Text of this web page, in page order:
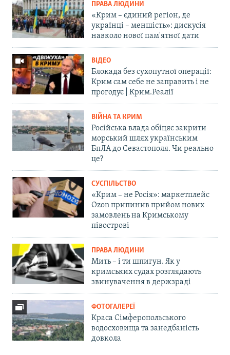
ПРАВА ЛЮДИНИ
«Крим – єдиний регіон, де
українці – меншість»: дискусія
навколо нової пам'ятної дати
ВІДЕО
Блокада без сухопутної операції:
Крим сам себе не заправить і не
прогодує | Крим.Реалії
ВІЙНА ТА КРИМ
Російська влада обіцяє закрити
морський шлях українським
БпЛА до Севастополя. Чи реально
це?
СУСПІЛЬСТВО
«Крим – не Росія»: маркетплейс
Ozon припинив прийом нових
замовлень на Кримському
півострові
ПРАВА ЛЮДИНИ
Мить – і ти шпигун. Як у
кримських судах розглядають
звинувачення в держзраді
ФОТОГАЛЕРЕЇ
Краса Сімферопольського
водосховища та занедбаність
довкола